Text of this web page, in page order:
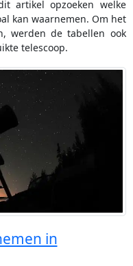
artikel opzoeken welke
kan waarnemen. Om het
werden de tabellen ook
telescoop.
in